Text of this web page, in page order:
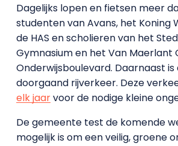
Dagelijks lopen en fietsen meer
studenten van Avans, het Koning
de HAS en scholieren van het
Gymnasium en het Van Maerlant
Onderwijsboulevard. Daarnaast is
doorgaand rijverkeer. Deze
elk jaarvoor de nodige kleine
De gemeente test de komende
mogelijk is om een veilig, groene